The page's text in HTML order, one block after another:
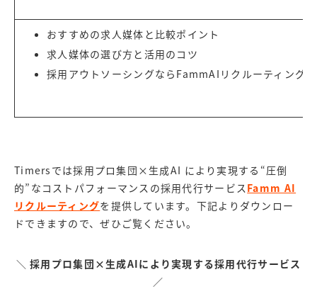
おすすめの求人媒体と比較ポイント
求人媒体の選び方と活用のコツ
採用アウトソーシングなら FammAIリクルーティング
Timersでは採用プロ集団×生成AI により実現する“圧倒
的”なコストパフォーマンスの採用代行サービス Famm AI
リクルーティングを提供しています。下記よりダウンロー
ドできますので、ぜひご覧ください。
＼採用プロ集団×生成AIにより実現する採用代行サービス
／